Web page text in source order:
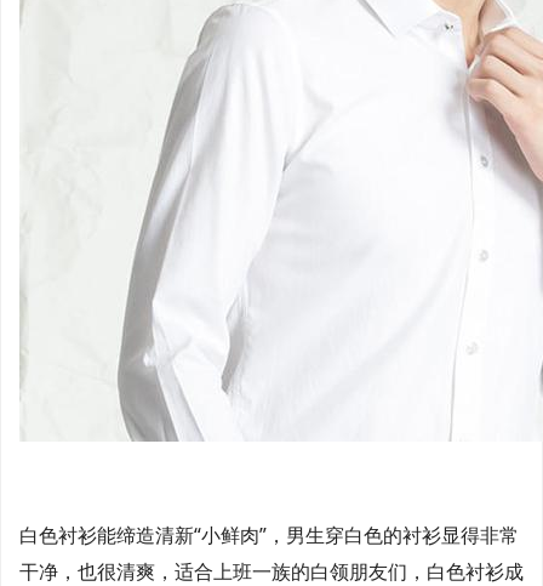
白色衬衫能缔造清新“小鲜肉”，男生穿白色的衬衫显得非常
干净，也很清爽，适合上班一族的白领朋友们，白色衬衫成